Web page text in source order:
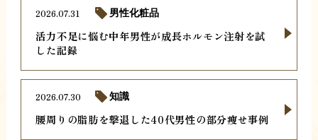
活力不足に悩む中年男性が成長ホルモン注射を試
した記録
2026.07.31 男性化粧品
腰周りの脂肪を撃退した40代男性の部分痩せ事例
2026.07.30 知識